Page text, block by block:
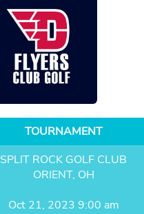
TOURNAMENT
SPLIT ROCK GOLF CLUB
ORIENT, OH
Oct 21, 2023 9:00 am